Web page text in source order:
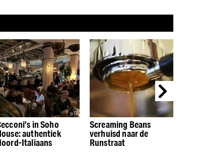
Beans
naar de
Bildhalle: een scherp
oog voor hedendaagse
fotografie